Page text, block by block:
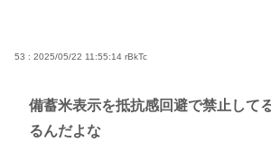
53 : 2025/05/22 11:55:14 rBkTc
備蓄米表示を抵抗感回避で禁止して
るんだよな